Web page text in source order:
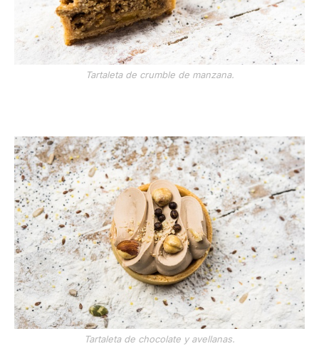
Tartaleta de crumble de manzana.
Tartaleta de chocolate y avellanas.